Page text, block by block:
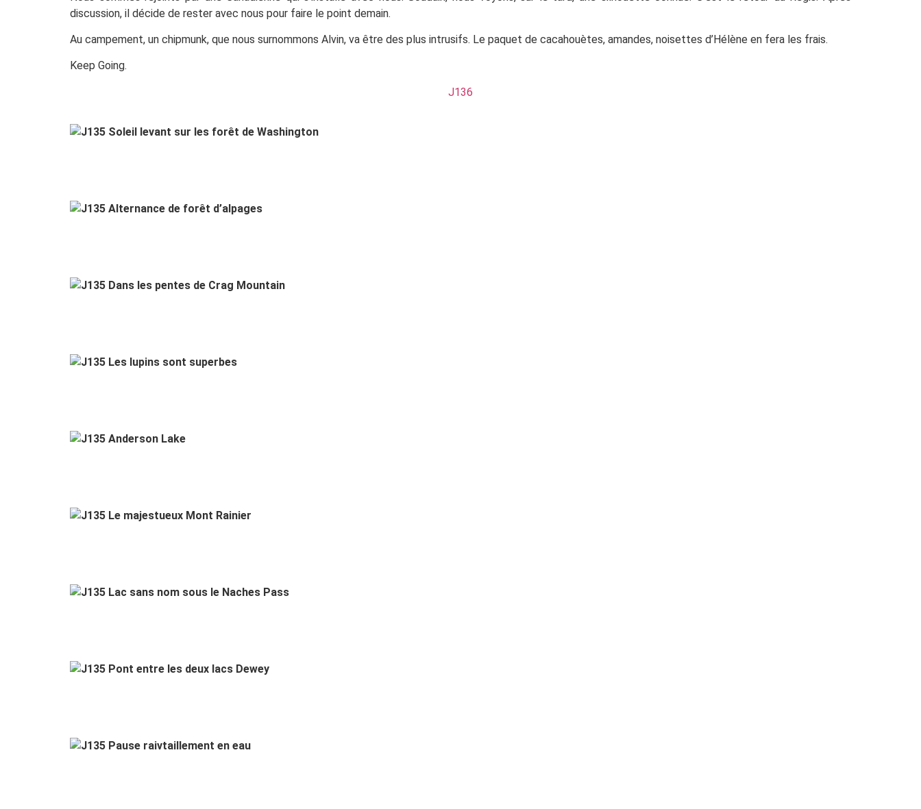
discussion, il décide de rester avec nous pour faire le point demain.
Au campement, un chipmunk, que nous surnommons Alvin, va être des plus intrusifs. Le paquet de cacahouètes, amandes, noisettes d’Hélène en fera les frais.
Keep Going.
J136